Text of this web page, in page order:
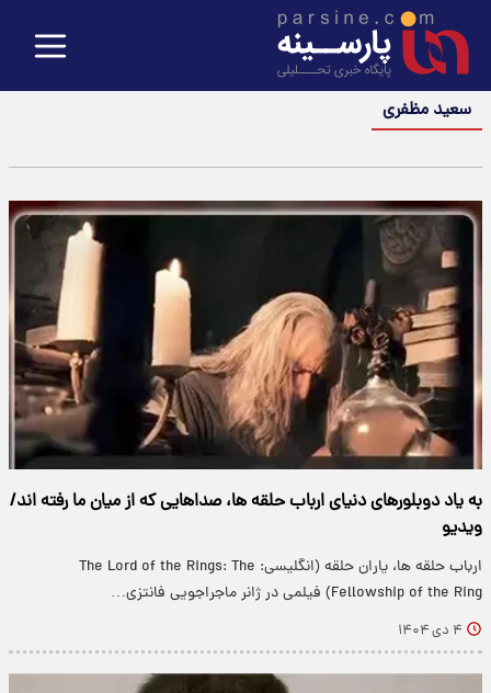
سعید مظفری
به یاد دوبلورهای دنیای ارباب حلقه ها، صداهایی که از میان ما رفته اند/
ویدیو
ارباب حلقه ها، یاران حلقه (انگلیسی: The Lord of the Rings: The
Fellowship of the Ring) فیلمی در ژانر ماجراجویی فانتزی…
۴ دی ۱۴۰۴